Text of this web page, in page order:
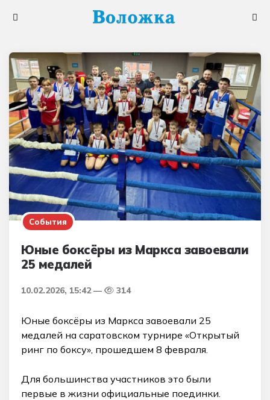
События
Юные боксёры из Маркса завоевали
25 медалей
10.02.2026, 15:42 314
Юные боксёры из Маркса завоевали 25
медалей на саратовском турнире «Открытый
ринг по боксу», прошедшем 8 февраля.
Для большинства участников это были
первые в жизни официальные поединки.